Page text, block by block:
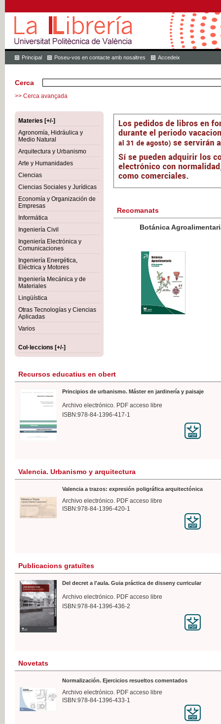
Principal Poseu-vos en contacte amb nosaltres Accedeix
Cerca
>> Cerca avançada
Materies [+/-]
Agronomía, Hidráulica y
Medio Natural
Arquitectura y Urbanismo
Arte y Humanidades
Ciencias
Ciencias Sociales y Jurídicas
Economía y Organización de
Empresas
Informática
Ingeniería Civil
Ingeniería Electrónica y
Comunicaciones
Ingeniería Energética,
Eléctrica y Motores
Ingeniería Mecánica y de
Materiales
Lingüística
Otras Tecnologías y Ciencias
Aplicadas
Varios
Col·leccions [+/-]
Recomanats
Botánica Agroalimentaria
Recursos educatius en obert
Principios de urbanismo. Máster en jardinería y paisaje
Archivo electrónico. PDF acceso libre
ISBN:978-84-1396-417-1
Valencia. Urbanismo y arquitectura
Valencia a trazos: expresión poligráfica arquitectónica
Archivo electrónico. PDF acceso libre
ISBN:978-84-1396-420-1
Publicacions gratuïtes
Del decret a l'aula. Guia práctica de disseny curricular
Archivo electrónico. PDF acceso libre
ISBN:978-84-1396-436-2
Novetats
Normalización. Ejercicios resueltos comentados
Archivo electrónico. PDF acceso libre
ISBN:978-84-1396-433-1